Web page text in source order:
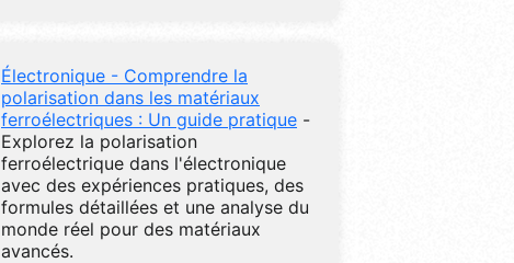
Électronique - Comprendre la
polarisation dans les matériaux
ferroélectriques : Un guide pratique -
Explorez la polarisation
ferroélectrique dans l'électronique
avec des expériences pratiques, des
formules détaillées et une analyse du
monde réel pour des matériaux
avancés.